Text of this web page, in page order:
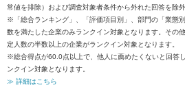
常値を排除）および調査対象者条件から外れた回答を除
※「総合ランキング」、「評価項目別」、部門の「業態
数を満たした企業のみランクイン対象となります。その
定人数の半数以上の企業がランクイン対象となります。
※総合得点が60.0点以上で、他人に薦めたくないと回答
ンクイン対象となります。
≫ 詳細はこちら